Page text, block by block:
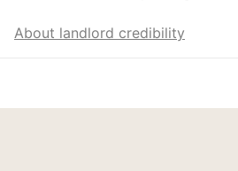
About landlord credibility